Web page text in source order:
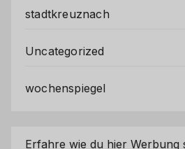
stadtkreuznach
Uncategorized
wochenspiegel
Erfahre wie du hier Werbung